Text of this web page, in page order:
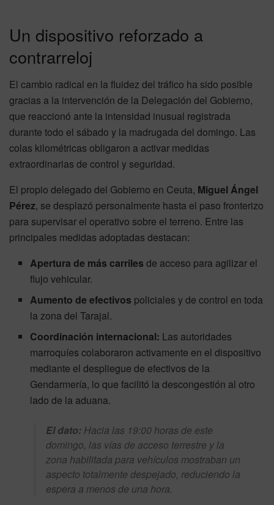
Un dispositivo reforzado a
contrarreloj
El cambio radical en la fluidez del tráfico ha sido posible
gracias a la intervención de la Delegación del Gobierno,
que reaccionó ante la intensidad inusual registrada
durante todo el sábado y la madrugada del domingo. Las
colas kilométricas obligaron a activar medidas
extraordinarias de control y seguridad.
El propio delegado del Gobierno en Ceuta, Miguel Ángel
Pérez, se desplazó personalmente hasta el paso fronterizo
para supervisar el operativo sobre el terreno. Entre las
principales medidas adoptadas destacan:
Apertura de más carriles de acceso para agilizar el
flujo vehicular.
Aumento de efectivos policiales y de control en toda
la zona del Tarajal.
Coordinación internacional: Las autoridades
marroquíes colaboraron activamente en el dispositivo
mediante el despliegue de efectivos de la
Gendarmería, lo que facilitó la descongestión al otro
lado de la aduana.
El dato: Hacia las 19:00 horas de este
domingo, las vías de acceso terrestre y la
zona habilitada para vehículos mostraban un
aspecto totalmente despejado, reduciendo la
espera a menos de una hora.